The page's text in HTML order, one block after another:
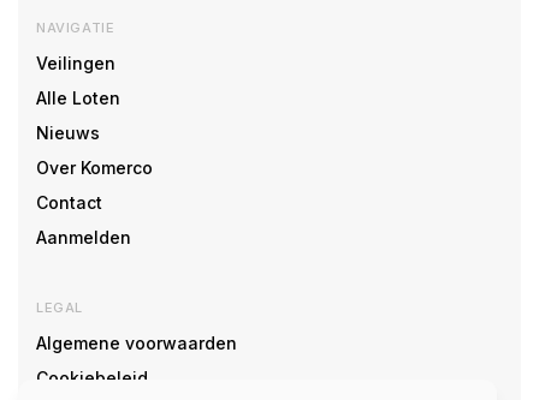
NAVIGATIE
Veilingen
Alle Loten
Nieuws
Over Komerco
Contact
Aanmelden
LEGAL
Algemene voorwaarden
Cookiebeleid